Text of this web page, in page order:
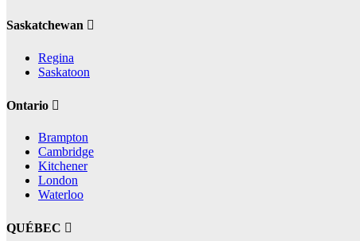
Saskatchewan
Regina
Saskatoon
Ontario
Brampton
Cambridge
Kitchener
London
Waterloo
QUÉBEC